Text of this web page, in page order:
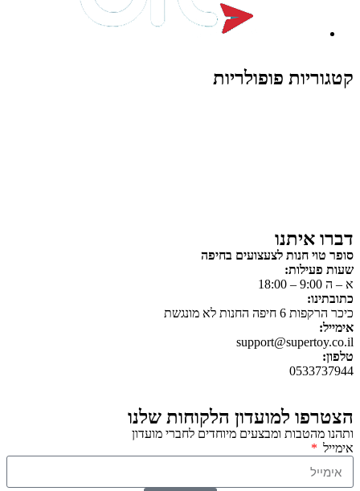
קטגוריות פופולריות
דברו איתנו
סופר טוי חנות לצעצועים בחיפה
שעות פעילות:
א – ה 9:00 – 18:00
כתובתינו:
כיכר הרקפות 6 חיפה החנות לא מונגשת
אימייל:
support@supertoy.co.il
טלפון:
0533737944
הצטרפו למועדון הלקוחות שלנו
ותהנו מהטבות ומבצעים מיוחדים לחברי מועדון
אימייל